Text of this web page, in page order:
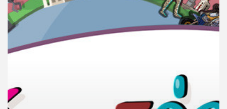
เพล
ย์
ลิ
ของ
เพลง